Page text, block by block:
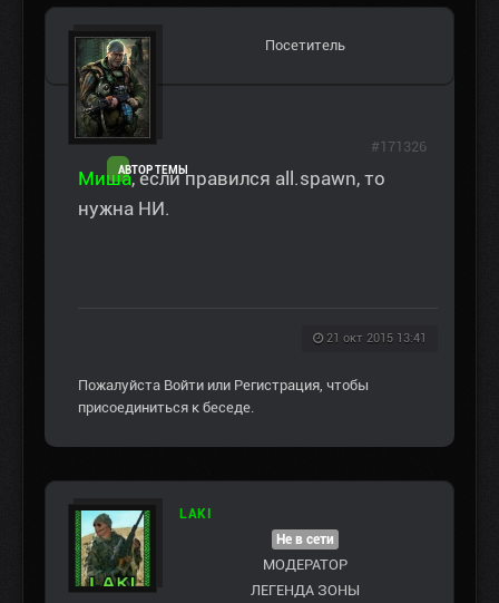
АВТОР ТЕМЫ
Посетитель
Миша, если правился all.spawn, то
нужна НИ.
21 окт 2015 13:41
#171326
Пожалуйста Войти или Регистрация , чтобы
присоединиться к беседе.
LAKI
Не в сети
МОДЕРАТОР
ЛЕГЕНДА ЗОНЫ